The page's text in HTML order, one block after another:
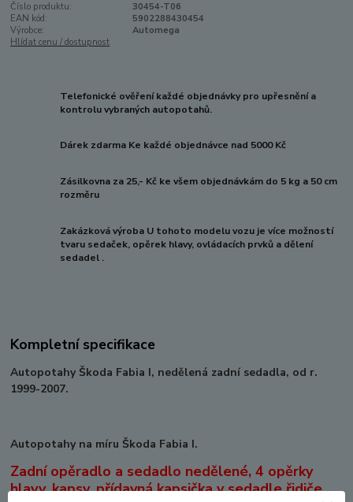
Číslo produktu:
30454-T06
EAN kód:
5902288430454
Výrobce:
Automega
Hlídat cenu / dostupnost
Telefonické ověření každé objednávky pro upřesnění a
kontrolu vybraných autopotahů.
Dárek zdarma Ke každé objednávce nad 5000 Kč
Zásilkovna za 25,- Kč ke všem objednávkám do 5 kg a 50 cm
rozměru
Zakázková výroba U tohoto modelu vozu je více možností
tvaru sedaček, opěrek hlavy, ovládacích prvků a dělení
sedadel .
Kompletní specifikace
Autopotahy Škoda Fabia I, nedělená zadní sedadla, od r.
1999-2007.
Autopotahy na míru Škoda Fabia I.
Zadní opěradlo a sedadlo nedělené, 4 opěrky
hlavy, kapsy, přídavná kapsička v sedadle řidiče.